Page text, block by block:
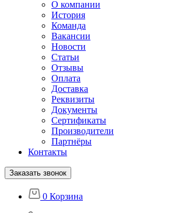
О компании
История
Команда
Вакансии
Новости
Статьи
Отзывы
Оплата
Доставка
Реквизиты
Документы
Сертификаты
Производители
Партнёры
Контакты
Заказать звонок
0 Корзина